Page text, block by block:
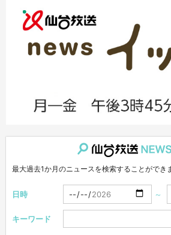
最大過去1か月のニュースを検索することができ
日時 ～
キーワード